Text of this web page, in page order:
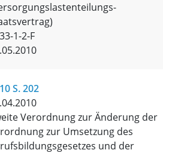
1-2-F
S. 202
Verordnung zur Änderung der
zur Umsetzung des
und der